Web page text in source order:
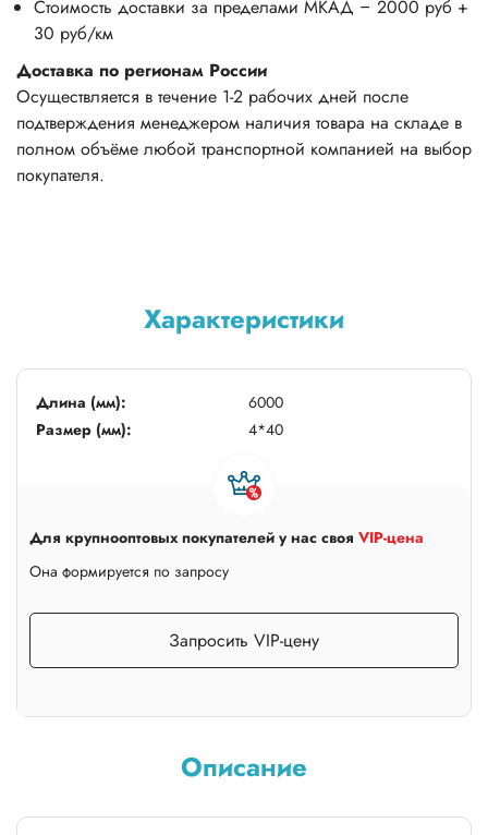
Стоимость доставки за пределами МКАД – 2000 руб +
30 руб/км
Доставка по регионам России
Осуществляется в течение 1-2 рабочих дней после
подтверждения менеджером наличия товара на складе в
полном объёме любой транспортной компанией на выбор
покупателя.
Характеристики
Длина (мм):
6000
Размер (мм):
4*40
Для крупнооптовых покупателей у нас своя VIP-цена
Она формируется по запросу
Запросить VIP-цену
Описание